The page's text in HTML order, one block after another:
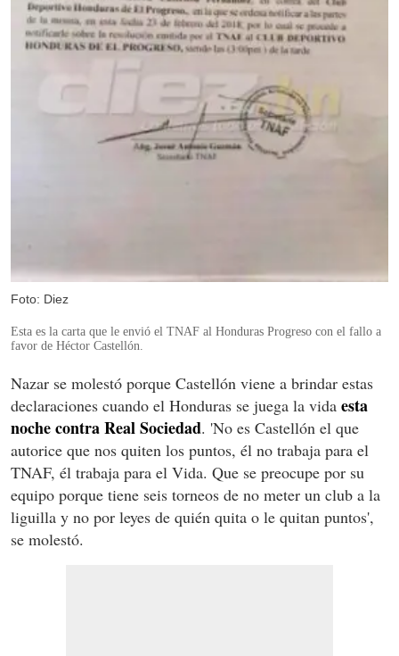
Foto: Diez
Esta es la carta que le envió el TNAF al Honduras Progreso con el fallo a
favor de Héctor Castellón.
Nazar se molestó porque Castellón viene a brindar estas
declaraciones cuando el Honduras se juega la vida esta
noche contra Real Sociedad. 'No es Castellón el que
autorice que nos quiten los puntos, él no trabaja para el
TNAF, él trabaja para el Vida. Que se preocupe por su
equipo porque tiene seis torneos de no meter un club a la
liguilla y no por leyes de quién quita o le quitan puntos',
se molestó.